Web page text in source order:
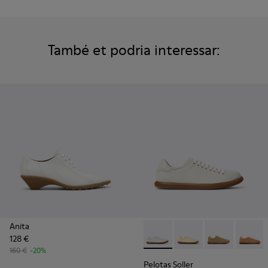
També et podria interessar:
Anita
128 €
160 € -20%
Pelotas Soller - K201668-
Pelotas Soller -
Pelotas
Pelotas Soller